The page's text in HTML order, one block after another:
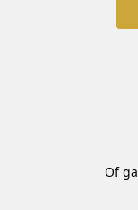
Of